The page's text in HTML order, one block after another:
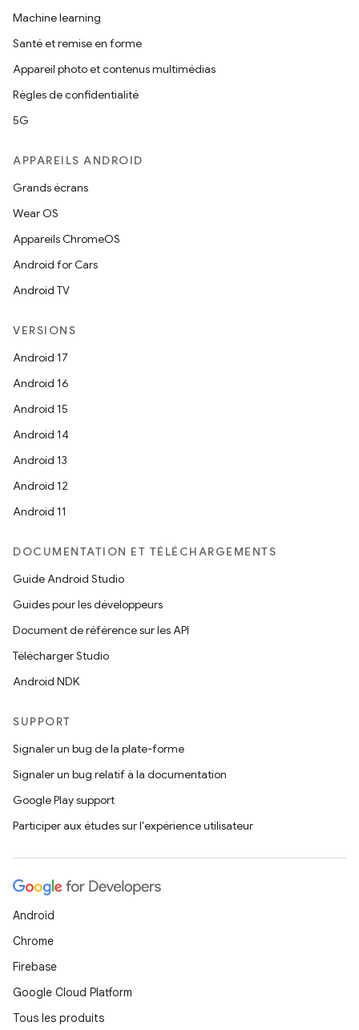
Machine learning
Santé et remise en forme
Appareil photo et contenus multimédias
Règles de confidentialité
5G
APPAREILS ANDROID
Grands écrans
Wear OS
Appareils ChromeOS
Android for Cars
Android TV
VERSIONS
Android 17
Android 16
Android 15
Android 14
Android 13
Android 12
Android 11
DOCUMENTATION ET TÉLÉCHARGEMENTS
Guide Android Studio
Guides pour les développeurs
Document de référence sur les API
Télécharger Studio
Android NDK
SUPPORT
Signaler un bug de la plate-forme
Signaler un bug relatif à la documentation
Google Play support
Participer aux études sur l'expérience utilisateur
Android
Chrome
Firebase
Google Cloud Platform
Tous les produits